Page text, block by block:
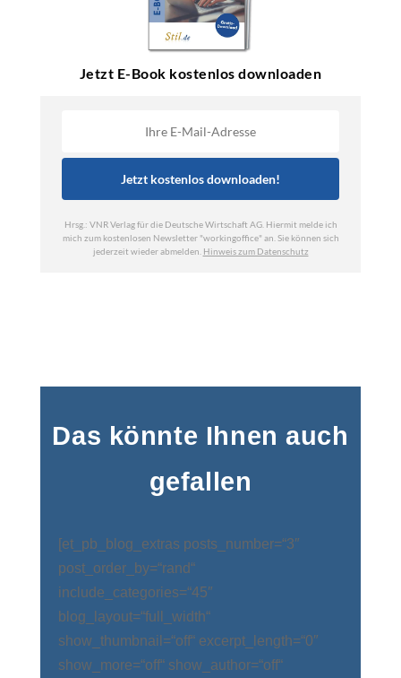
Das könnte Ihnen auch
gefallen
[et_pb_blog_extras posts_number=“3″
post_order_by=“rand“
include_categories=“45″
blog_layout=“full_width“
show_thumbnail=“off“ excerpt_length=“0″
show_more=“off“ show_author=“off“